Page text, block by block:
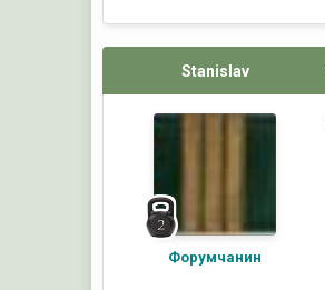
Stanislav
Форумчанин